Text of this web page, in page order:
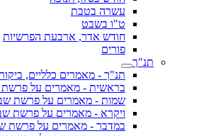
עשרה בטבת
ט"ו בשבט
חודש אדר, ארבעת הפרשיות
פורים
תנ"ך
תנ"ך - מאמרים כלליים,
בראשית - מאמרים על פרשת
שמות - מאמרים על פרשת
ויקרא - מאמרים על פרשת
במדבר - מאמרים על פרשת